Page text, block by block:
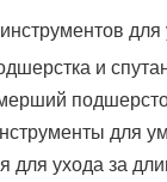
для
и
для
для ухода за